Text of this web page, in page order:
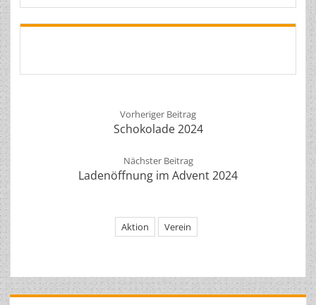
Vorheriger Beitrag
Schokolade 2024
Nächster Beitrag
Ladenöffnung im Advent 2024
Aktion Verein